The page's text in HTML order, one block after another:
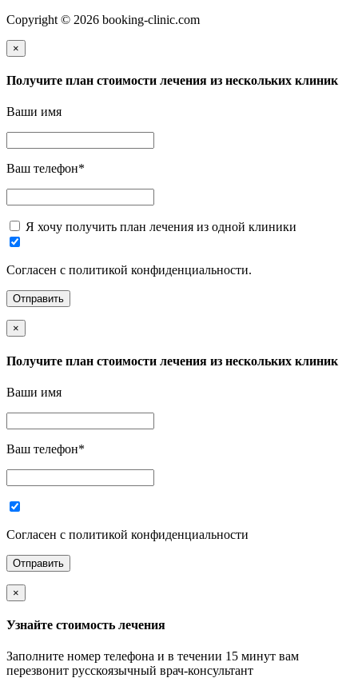
Copyright © 2026 booking-clinic.com
×
Получите план стоимости лечения из нескольких клиник
Ваши имя
Ваш телефон*
Я хочу получить план лечения из одной клиники
Согласен с политикой конфиденциальности.
×
Получите план стоимости лечения из нескольких клиник
Ваши имя
Ваш телефон*
Согласен с политикой конфиденциальности
×
Узнайте стоимость лечения
Заполните номер телефона и в течении 15 минут вам
перезвонит русскоязычный врач-консультант